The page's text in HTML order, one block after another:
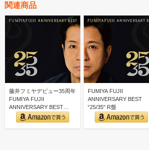
関連商品
藤井フミヤデビュー35周年
FUMIYA FUJII
ANNIVERSARY BEST
“25/3…
FUMIYA FUJII
ANNIVERSARY BEST
“25/35" R盤